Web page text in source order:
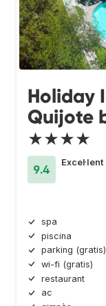
Holiday
Quijote
★★★★
9.4
Excel·lent
spa
piscina
parking (gratis)
wi-fi (gratis)
restaurant
ac